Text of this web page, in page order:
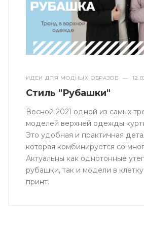
ИДЕИ ДЛЯ МОДНЫХ ОБРАЗОВ —
Стиль "Рубашки"
Весной 2021 одной из самых
моделей верхней одежды
Это удобная и практичная
которая комбинируется со
Актуальны как однотонные
рубашки, так и модели в
принт.